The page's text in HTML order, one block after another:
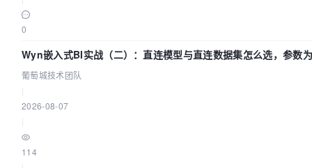
0
Wyn嵌入式BI实战（二）：直连模型与直连数据集怎么选，参数
葡萄城技术团队
2026-08-07
114